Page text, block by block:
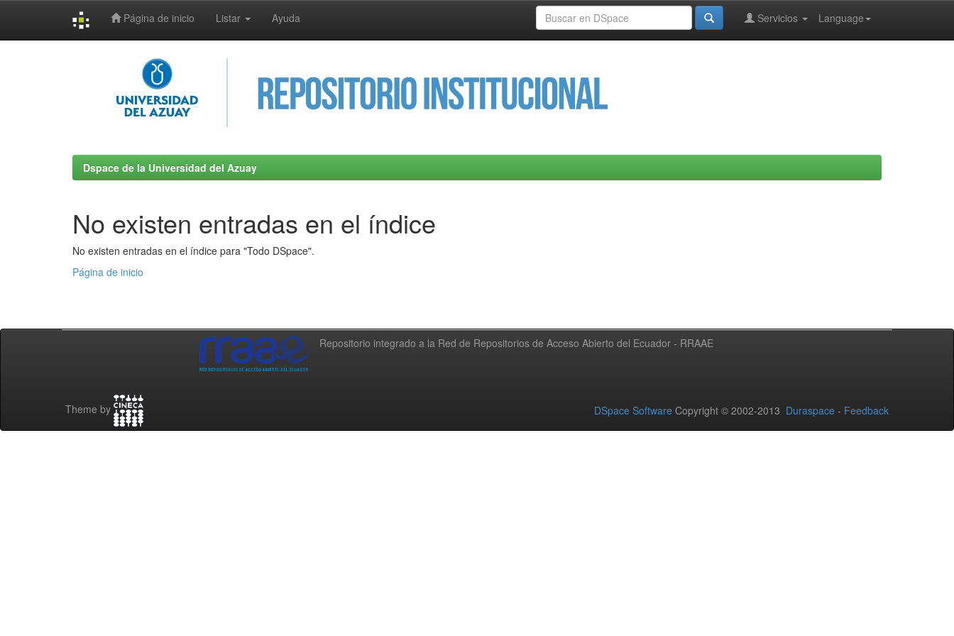
Página de inicio Listar Ayuda Language
Servicios
Dspace de la Universidad del Azuay
No existen entradas en el índice
No existen entradas en el índice para "Todo DSpace".
Página de inicio
Repositorio integrado a la Red de Repositorios de Acceso Abierto del Ecuador - RRAAE
Theme by DSpace Software Copyright © 2002-2013 Duraspace - Feedback